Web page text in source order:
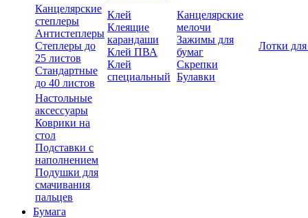
Канцелярские
степлеры
Антистеплеры
Степлеры до
25 листов
Стандартные
до 40 листов
Клей
Клеящие
карандаши
Клей ПВА
Клей
специальный
Канцелярские
мелочи
Зажимы для
бумаг
Скрепки
Булавки
Лотки
Настольные
аксессуары
Коврики на
стол
Подставки с
наполнением
Подушки для
смачивания
пальцев
Бумага